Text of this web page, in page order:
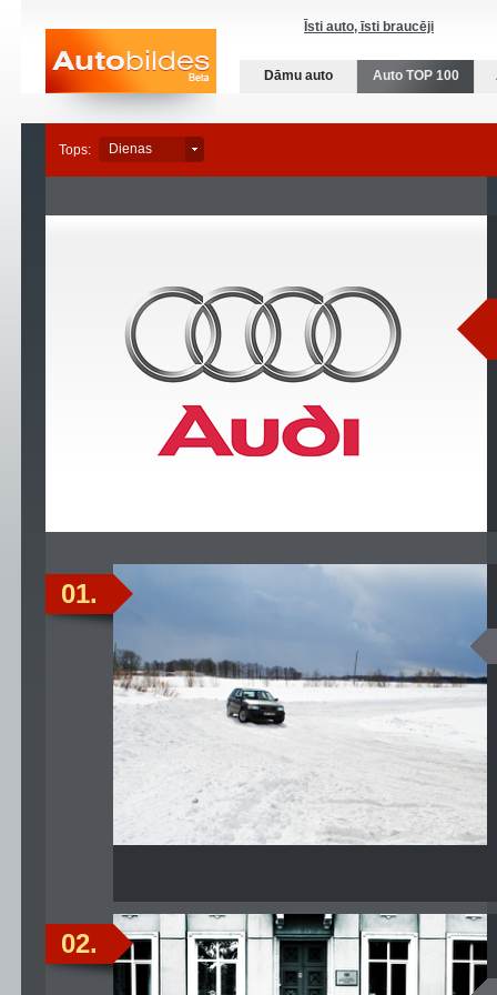
Īsti auto, īsti braucēji
Dāmu auto Auto TOP 100
Tops: Dienas
Dienas
Nedēļas
Mēneša
01.
02.